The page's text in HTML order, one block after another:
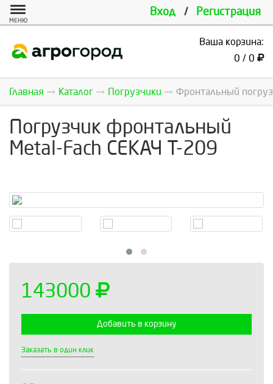
Вход / Регистрация
МЕНЮ
Ваша корзина:
0 / 0
Главная Каталог Погрузчики Фронтальный
Погрузчик фронтальный
Metal-Fach СЕКАЧ Т-209
143000
Добавить в корзину
Заказать в один клик